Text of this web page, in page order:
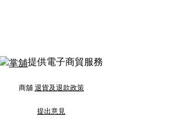
提供電子商貿服務
商舖 退貨及退款政策
提出意見